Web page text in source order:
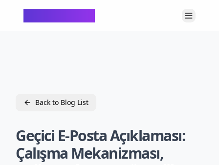
Back to Blog List
Geçici E-Posta Açıklaması:
Çalışma Mekanizması,